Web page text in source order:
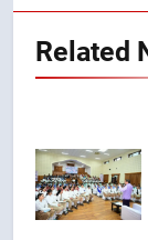
Related